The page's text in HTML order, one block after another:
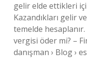
gelir elde ettikleri
Kazandıkları gelir
temelde
vergisi öder mi? –
danışman › Blog ›